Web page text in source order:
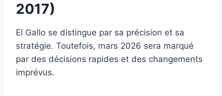
2017)
El Gallo se distingue par sa précision et sa
stratégie. Toutefois, mars 2026 sera marqué
par des décisions rapides et des changements
imprévus.